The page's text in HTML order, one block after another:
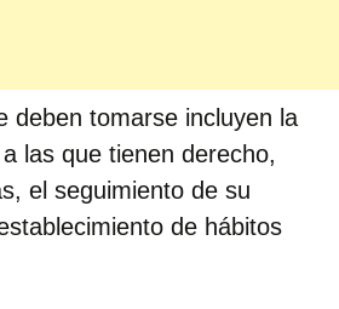
deben tomarse incluyen la
las que tienen derecho,
el seguimiento de su
de hábitos